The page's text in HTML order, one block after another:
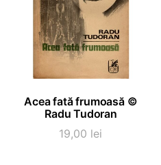
ADAUGĂ ÎN COȘ
Acea fată frumoasă ©
Radu Tudoran
19,00 lei